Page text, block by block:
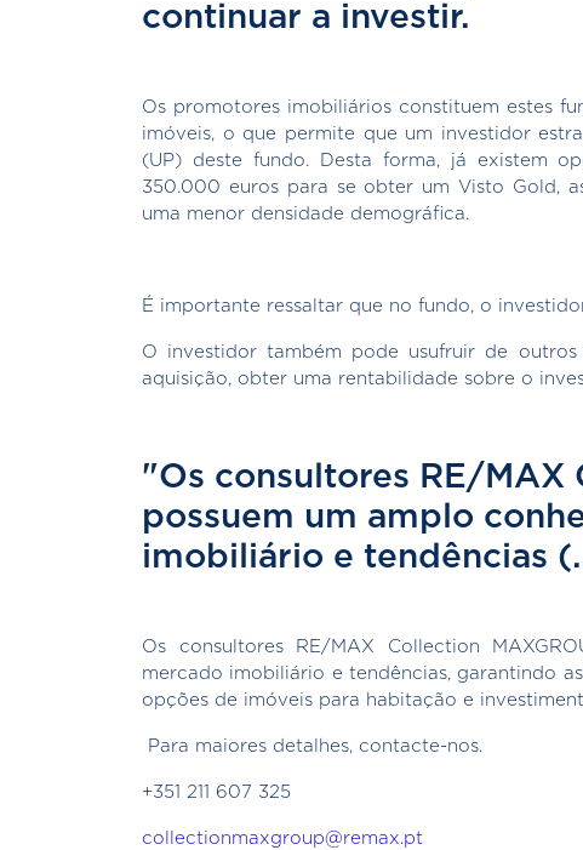
continuar a investir.
Os promotores imobiliários constituem estes
imóveis, o que permite que um investidor
(UP) deste fundo. Desta forma, já existem
350.000 euros para se obter um Visto Gold,
uma menor densidade demográfica.
É importante ressaltar que no fundo, o
O investidor também pode usufruir de
aquisição, obter uma rentabilidade sobre o
"Os consultores RE/MAX
possuem um amplo
imobiliário e tendências
Os consultores RE/MAX Collection
mercado imobiliário e tendências, garantindo
opções de imóveis para habitação e
Para maiores detalhes, contacte-nos.
+351 211 607 325
collectionmaxgroup@remax.pt